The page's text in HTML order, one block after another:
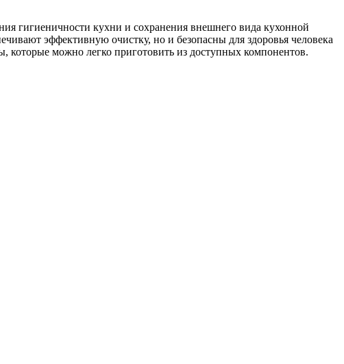
гигиеничности кухни и сохранения внешнего вида кухонной
эффективную очистку, но и безопасны для здоровья человека
можно легко приготовить из доступных компонентов.